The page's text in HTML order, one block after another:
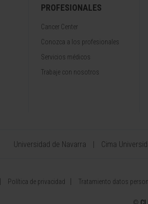
PROFESIONALES
Cancer Center
Conozca a los profesionales
Servicios médicos
Trabaje con nosotros
Universidad de Navarra Cima
Política de privacidad Tratamiento datos